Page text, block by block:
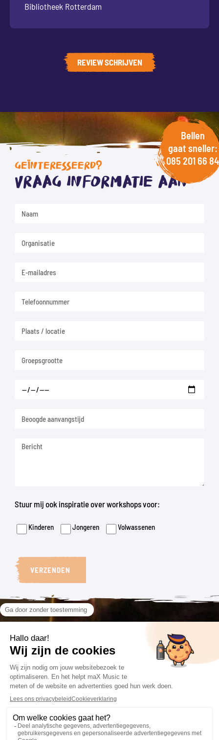
Bibliotheek Rotterdam
REVIEW SCHRIJVEN
Bellen
gaat sneller:
085 201 66 84
GEÏNTERESSEERD?
Vraag informatie aan
Stuur mij ook inspiratie over workshops voor:
Kinderen Jongeren Volwassenen
VERZENDEN
CONTACT
085 201 66 84
VOLG ONS
VOORWAARDEN
Algemene voorwaarden